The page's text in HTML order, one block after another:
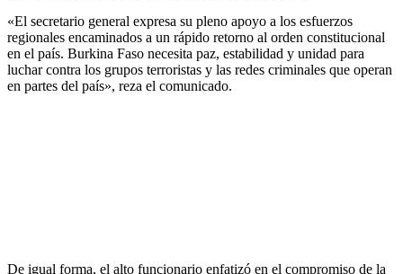
«El secretario general expresa su pleno apoyo a los esfuerzos
regionales encaminados a un rápido retorno al orden constitucional
en el país. Burkina Faso necesita paz, estabilidad y unidad para
luchar contra los grupos terroristas y las redes criminales que operan
en partes del país», reza el comunicado.
De igual forma, el alto funcionario enfatizó en el compromiso de la